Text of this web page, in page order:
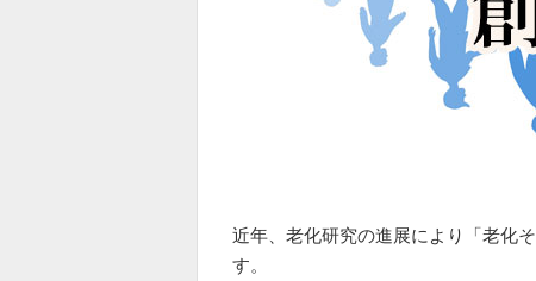
近年、老化研究の進展により「老化
す。